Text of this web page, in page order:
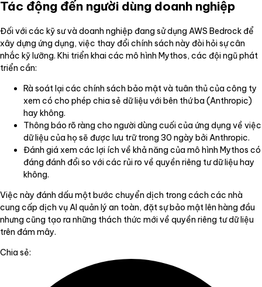
Tác động đến người dùng doanh nghiệp
Đối với các kỹ sư và doanh nghiệp đang sử dụng AWS Bedrock để
xây dựng ứng dụng, việc thay đổi chính sách này đòi hỏi sự cân
nhắc kỹ lưỡng. Khi triển khai các mô hình Mythos, các đội ngũ phát
triển cần:
Rà soát lại các chính sách bảo mật và tuân thủ của công ty
xem có cho phép chia sẻ dữ liệu với bên thứ ba (Anthropic)
hay không.
Thông báo rõ ràng cho người dùng cuối của ứng dụng về việc
dữ liệu của họ sẽ được lưu trữ trong 30 ngày bởi Anthropic.
Đánh giá xem các lợi ích về khả năng của mô hình Mythos có
đáng đánh đổi so với các rủi ro về quyền riêng tư dữ liệu hay
không.
Việc này đánh dấu một bước chuyển dịch trong cách các nhà
cung cấp dịch vụ AI quản lý an toàn, đặt sự bảo mật lên hàng đầu
nhưng cũng tạo ra những thách thức mới về quyền riêng tư dữ liệu
trên đám mây.
Chia sẻ: